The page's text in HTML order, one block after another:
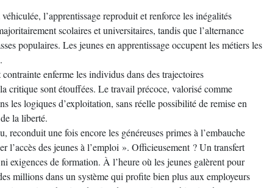
l’apprentissage reproduit et renforce les inégalités
scolaires et universitaires, tandis que l’alternance
populaires. Les jeunes en apprentissage occupent les métiers les
enferme les individus dans des trajectoires
critique sont étouffées. Le travail précoce, valorisé comme
les logiques d’exploitation, sans réelle possibilité de remise en
la liberté.
une fois encore les généreuses primes à l’embauche
l’accès des jeunes à l’emploi ». Officieusement ? Un transfert
exigences de formation. À l’heure où les jeunes galèrent pour
millions dans un système qui profite bien plus aux employeurs